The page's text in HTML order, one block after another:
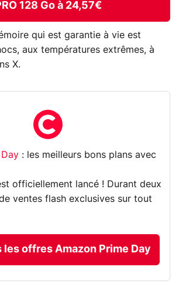
128 Go à 24,57€
qui est garantie à vie est
aux températures extrêmes, à
X.
: les meilleurs bons plans avec
officiellement lancé ! Durant deux
ventes flash exclusives sur tout
les offres Amazon Prime Day